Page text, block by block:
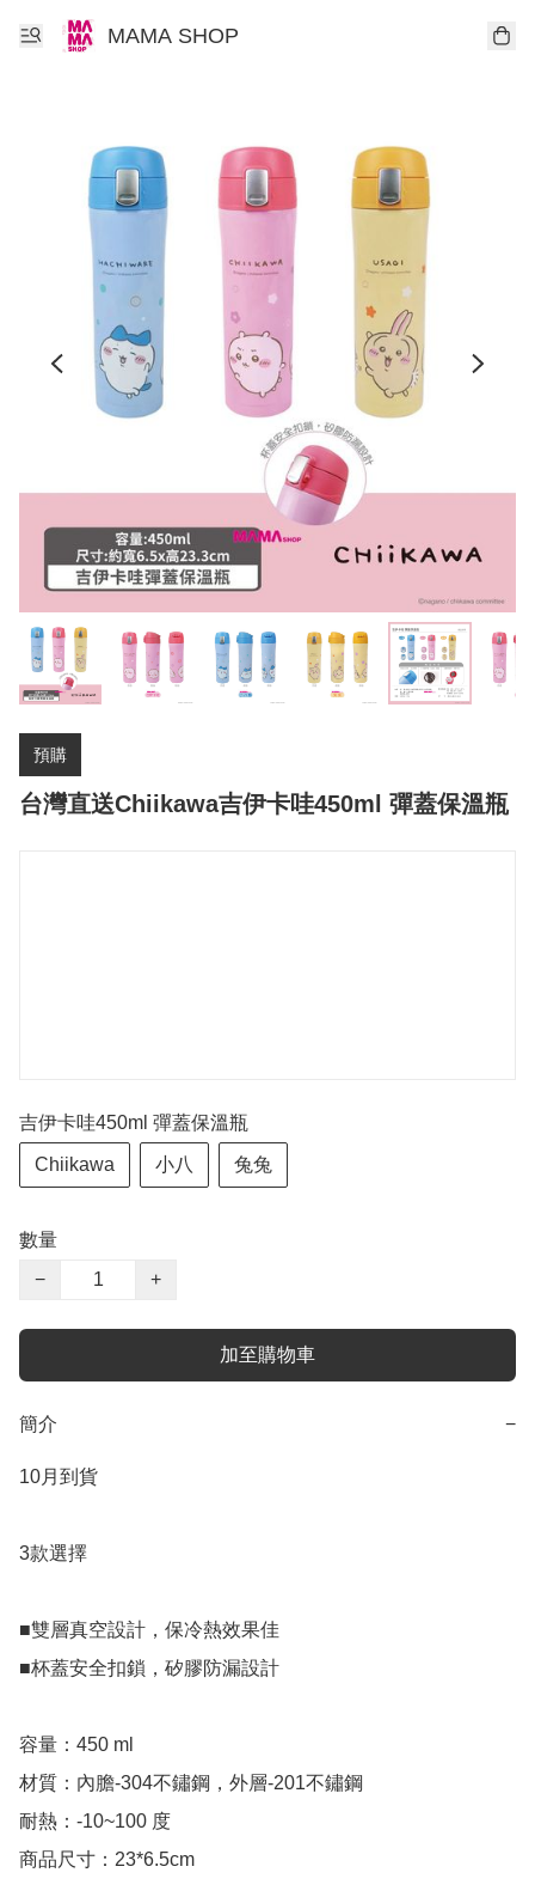
MAMA SHOP
預購
台灣直送Chiikawa吉伊卡哇450ml 彈蓋保溫瓶
吉伊卡哇450ml 彈蓋保溫瓶
Chiikawa 小八 兔兔
數量
−
+
加至購物車
簡介 −
10月到貨
3款選擇
■雙層真空設計，保冷熱效果佳
■杯蓋安全扣鎖，矽膠防漏設計
容量：450 ml
材質：內膽-304不鏽鋼，外層-201不鏽鋼
耐熱：-10~100 度
商品尺寸：23*6.5cm